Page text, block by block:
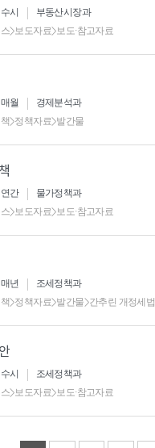
시
부동산시장과
>보도자료>보도·참고자료
월
경제분석과
>정책자료>발간물
간
물가정책과
>보도자료>보도·참고자료
년
조세정책과
>정책자료>발간물>간추린 개정세법
시
조세정책과
>보도자료>보도·참고자료